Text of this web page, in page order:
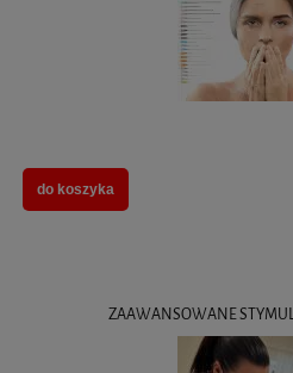
do koszyka
ZAAWANSOWANE